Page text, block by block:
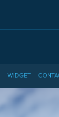
WIDGET